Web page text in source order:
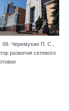
09. Черемухин П. С.,
развития сетевого